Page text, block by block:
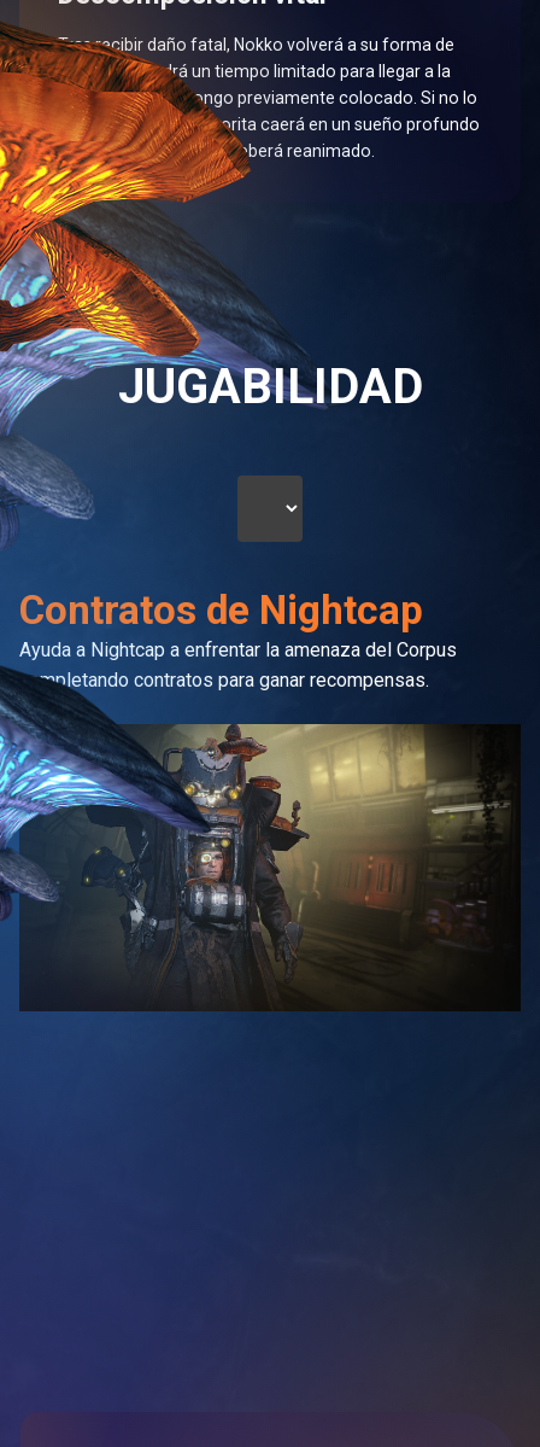
Tras recibir daño fatal, Nokko volverá a su forma de
esporita y tendrá un tiempo limitado para llegar a la
ubicación de un hongo previamente colocado. Si no lo
hace a tiempo, la esporita caerá en un sueño profundo
y requerirá que Nokko deberá reanimado.
JUGABILIDAD
Contratos de Nightcap
Ayuda a Nightcap a enfrentar la amenaza del Corpus
completando contratos para ganar recompensas.